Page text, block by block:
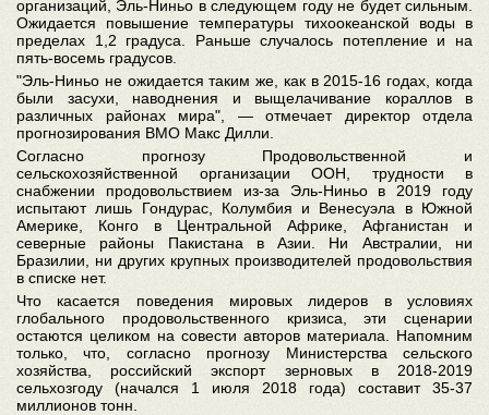
организаций, Эль-Ниньо в следующем году не будет сильным.
Ожидается повышение температуры тихоокеанской воды в
пределах 1,2 градуса. Раньше случалось потепление и на
пять-восемь градусов.
"Эль-Ниньо не ожидается таким же, как в 2015-16 годах, когда
были засухи, наводнения и выщелачивание кораллов в
различных районах мира", — отмечает директор отдела
прогнозирования ВМО Макс Дилли.
Согласно прогнозу Продовольственной и
сельскохозяйственной организации ООН, трудности в
снабжении продовольствием из-за Эль-Ниньо в 2019 году
испытают лишь Гондурас, Колумбия и Венесуэла в Южной
Америке, Конго в Центральной Африке, Афганистан и
северные районы Пакистана в Азии. Ни Австралии, ни
Бразилии, ни других крупных производителей продовольствия
в списке нет.
Что касается поведения мировых лидеров в условиях
глобального продовольственного кризиса, эти сценарии
остаются целиком на совести авторов материала. Напомним
только, что, согласно прогнозу Министерства сельского
хозяйства, российский экспорт зерновых в 2018-2019
сельхозгоду (начался 1 июля 2018 года) составит 35-37
миллионов тонн.